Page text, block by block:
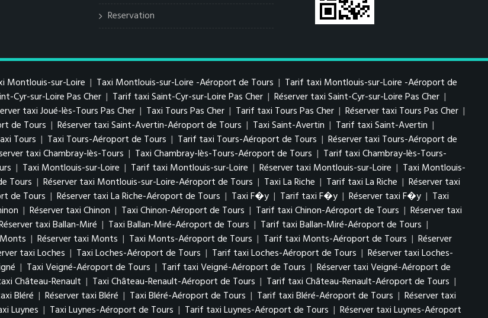
Reservation
Montlouis-sur-Loire | Taxi Montlouis-sur-Loire -Aéroport de Tours | Tarif taxi Montlouis-sur-Loire -Aéroport de
Cyr-sur-Loire Pas Cher | Tarif taxi Saint-Cyr-sur-Loire Pas Cher | Réserver taxi Saint-Cyr-sur-Loire Pas Cher |
taxi Joué-lès-Tours Pas Cher | Taxi Tours Pas Cher | Tarif taxi Tours Pas Cher | Réserver taxi Tours Pas Cher |
de Tours | Réserver taxi Saint-Avertin-Aéroport de Tours | Taxi Saint-Avertin | Tarif taxi Saint-Avertin |
Tours | Taxi Tours-Aéroport de Tours | Tarif taxi Tours-Aéroport de Tours | Réserver taxi Tours-Aéroport de
taxi Chambray-lès-Tours | Taxi Chambray-lès-Tours-Aéroport de Tours | Tarif taxi Chambray-lès-Tours-
| Taxi Montlouis-sur-Loire | Tarif taxi Montlouis-sur-Loire | Réserver taxi Montlouis-sur-Loire | Taxi Montlouis-
Tours | Réserver taxi Montlouis-sur-Loire-Aéroport de Tours | Taxi La Riche | Tarif taxi La Riche | Réserver taxi
de Tours | Réserver taxi La Riche-Aéroport de Tours | Taxi F�y | Tarif taxi F�y | Réserver taxi F�y | Taxi
| Réserver taxi Chinon | Taxi Chinon-Aéroport de Tours | Tarif taxi Chinon-Aéroport de Tours | Réserver taxi
taxi Ballan-Miré | Taxi Ballan-Miré-Aéroport de Tours | Tarif taxi Ballan-Miré-Aéroport de Tours |
| Réserver taxi Monts | Taxi Monts-Aéroport de Tours | Tarif taxi Monts-Aéroport de Tours | Réserver
taxi Loches | Taxi Loches-Aéroport de Tours | Tarif taxi Loches-Aéroport de Tours | Réserver taxi Loches-
| Taxi Veigné-Aéroport de Tours | Tarif taxi Veigné-Aéroport de Tours | Réserver taxi Veigné-Aéroport de
Château-Renault | Taxi Château-Renault-Aéroport de Tours | Tarif taxi Château-Renault-Aéroport de Tours |
Bléré | Réserver taxi Bléré | Taxi Bléré-Aéroport de Tours | Tarif taxi Bléré-Aéroport de Tours | Réserver taxi
Luynes | Taxi Luynes-Aéroport de Tours | Tarif taxi Luynes-Aéroport de Tours | Réserver taxi Luynes-Aéroport